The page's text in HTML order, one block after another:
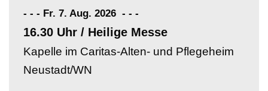
- - - Fr. 7. Aug. 2026 - - -
16.30 Uhr / Heilige Messe
Kapelle im Caritas-Alten- und Pflegeheim
Neustadt/WN